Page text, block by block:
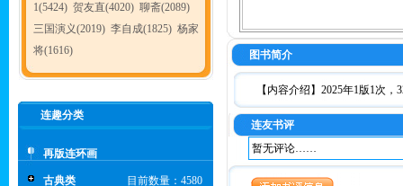
1(5424) 贺友直(4020) 聊斋(2089)
三国演义(2019) 李自成(1825) 杨家
将(1616)
连趣分类
再版连环画
古典类 目前数量：4580
图书简介
【内容介绍】2025年1版1次，
连友书评
暂无评论……